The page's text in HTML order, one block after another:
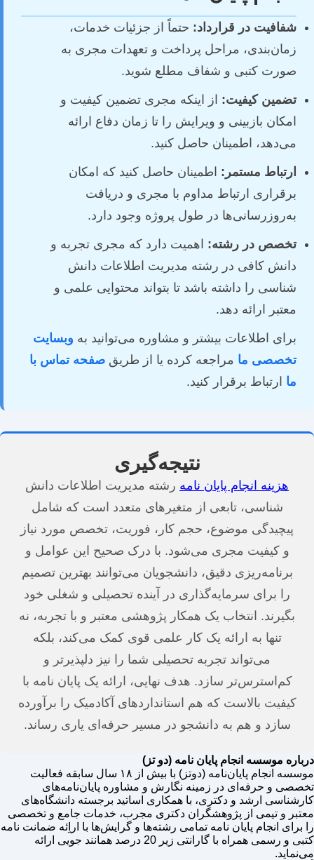
شفافیت در قرارداد: حتماً از جزئیات خدمات،
زمان‌بندی، مراحل پرداخت و تعهدات مجری به
صورت کتبی و شفاف مطلع شوید.
تضمین کیفیت: از اینکه مجری تضمین کیفیت و
امکان بازبینی و ویرایش را تا زمان دفاع ارائه
می‌دهد، اطمینان حاصل کنید.
ارتباط مستمر: اطمینان حاصل کنید که امکان
برقراری ارتباط مداوم با مجری و دریافت
به‌روزرسانی‌ها در طول پروژه وجود دارد.
تخصص در رشته: اهمیت دارد که مجری تجربه و
دانش کافی در رشته مدیریت اطلاعات دانش
شناسی را داشته باشد تا بتواند محتوایی علمی و
معتبر ارائه دهد.
برای اطلاعات بیشتر و مشاوره می‌توانید به وبسایت
تخصصی ما مراجعه کرده یا از طریق صفحه تماس با
ما ارتباط برقرار کنید.
نتیجه‌گیری
هزینه انجام پایان نامه رشته مدیریت اطلاعات دانش
شناسی، تابعی از متغیرهای متعدد است که شامل
پیچیدگی موضوع، حجم کار، فوریت، تخصص مورد نیاز
و کیفیت مجری می‌شود. با درک صحیح این عوامل و
برنامه‌ریزی دقیق، دانشجویان می‌توانند بهترین تصمیم
را برای سرمایه‌گذاری در آینده تحصیلی و شغلی خود
بگیرند. انتخاب یک همکار پژوهشی معتبر و با تجربه، نه
تنها به ارائه یک کار علمی قوی کمک می‌کند، بلکه
می‌تواند تجربه تحصیلی شما را نیز دلپذیرتر و
کم‌استرس‌تر سازد. هدف نهایی، ارائه یک پایان نامه با
کیفیت بالاست که هم استانداردهای آکادمیک را برآورده
سازد و هم به دانشجو در مسیر حرفه‌ای یاری رساند.
درباره موسسه انجام پایان نامه (دو تز)
موسسه انجام پایان‌نامه (دوتز) با بیش از ۱۸ سال سابقه فعالیت
تخصصی و حرفه‌ای در زمینه نگارش و مشاوره پایان‌نامه‌های
کارشناسی ارشد و دکتری، با همکاری اساتید برجسته دانشگاه‌های
معتبر و تیمی از پژوهشگران دکتری مجرب، خدمات جامع و تخصصی
را برای انجام پایان نامه تمامی رشته‌ها و گرایش‌ها با اراِئه ضمانت نامه
کتبی و رسمی همراه با گارانتی زیر 20 درصد همانند جویی ارائه
می‌نماید.